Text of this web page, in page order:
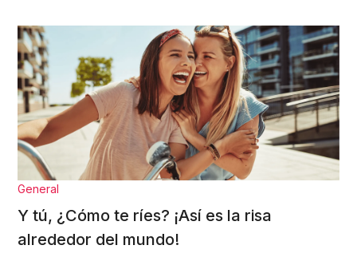
General
Y tú, ¿Cómo te ríes? ¡Así es la risa
alrededor del mundo!